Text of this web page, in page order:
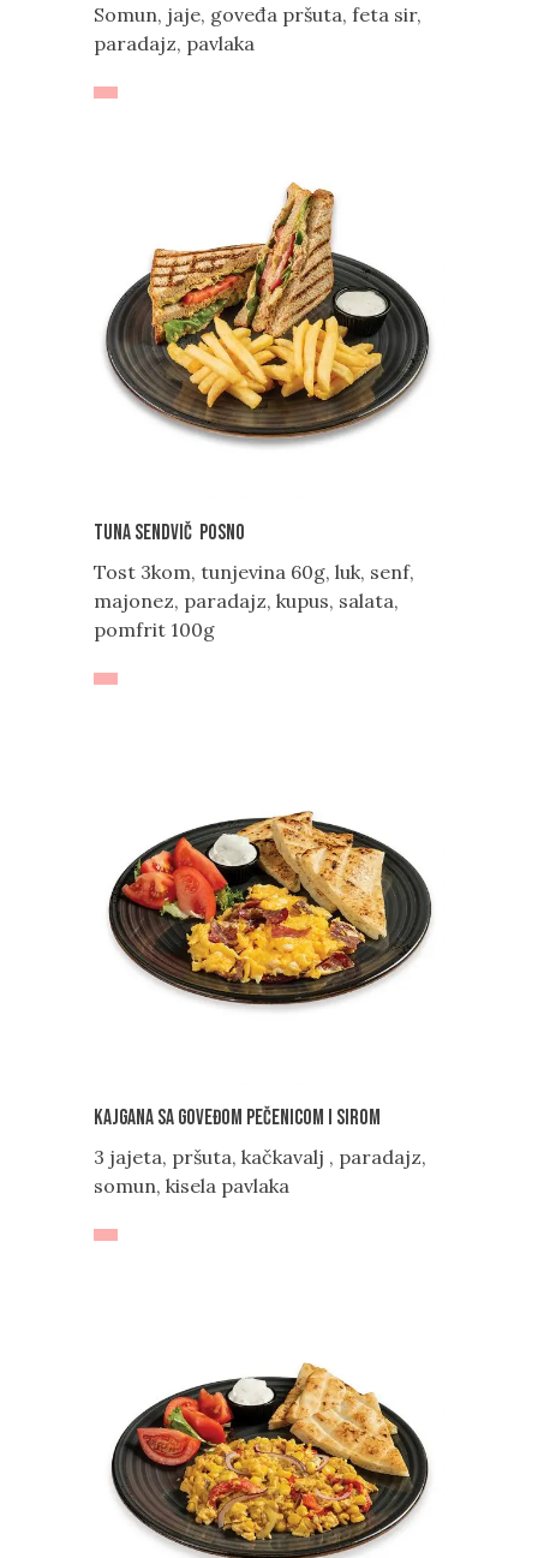
Somun, jaje, goveđa pršuta, feta sir,
paradajz, pavlaka
Tuna sendvič POSNO
Tost 3kom, tunjevina 60g, luk, senf,
majonez, paradajz, kupus, salata,
pomfrit 100g
Kajgana sa goveđom pečenicom i sirom
3 jajeta, pršuta, kačkavalj , paradajz,
somun, kisela pavlaka